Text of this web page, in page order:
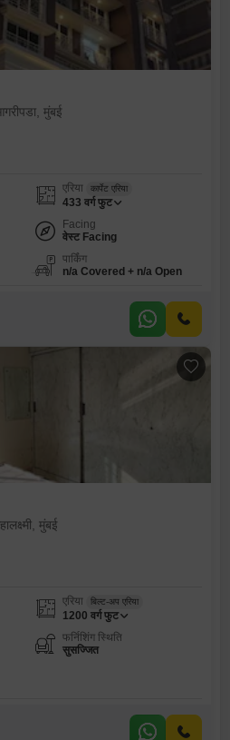
मुंबई
एरिया कार्पेट एरिया
433 वर्ग फुट
Facing
वेस्ट Facing
पार्किंग
n/a Covered + n/a Open
मुंबई
एरिया बिल्ट-अप एरिया
1200 वर्ग फुट
फर्निशिंग स्थिति
सुसज्जित